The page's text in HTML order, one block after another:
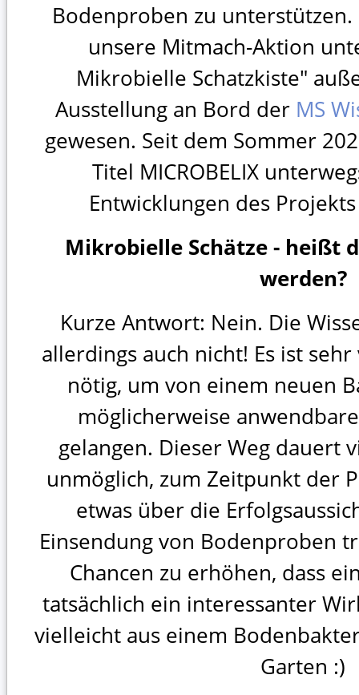
Bodenproben zu
unsere Mitmach-Aktion
Mikrobielle Schatzkiste"
Ausstellung an Bord der MS
gewesen. Seit dem Sommer
Titel MICROBELIX
Entwicklungen des
Mikrobielle Schätze - heißt
werden?
Kurze Antwort: Nein. Die
allerdings auch nicht! Es ist
nötig, um von einem neuen
möglicherweise
gelangen. Dieser Weg dauert
unmöglich, zum Zeitpunkt der
etwas über die
Einsendung von Bodenproben
Chancen zu erhöhen, dass
tatsächlich ein interessanter
vielleicht aus einem
Garten :)